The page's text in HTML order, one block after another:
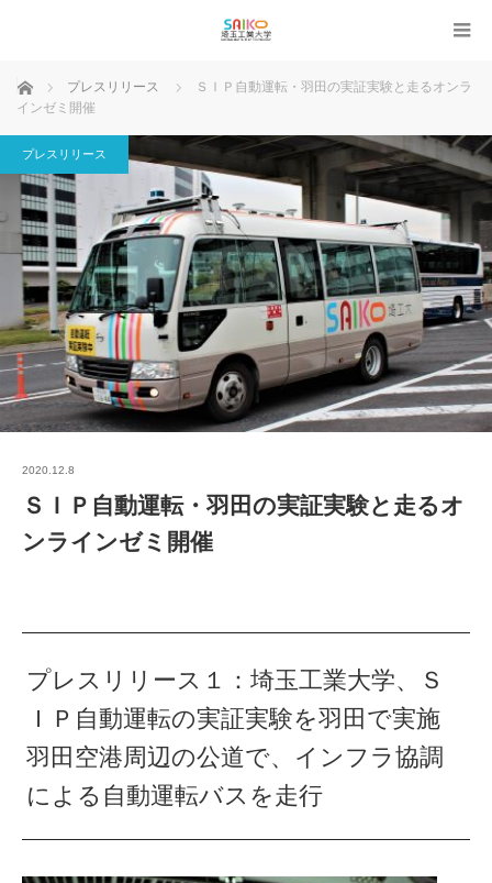
ホーム プレスリリース
ＳＩＰ自動運転・羽田の実証実験と走るオンラ
インゼミ開催
プレスリリース
2020.12.8
ＳＩＰ自動運転・羽田の実証実験と走るオ
ンラインゼミ開催
プレスリリース１：埼玉工業大学、Ｓ
ＩＰ自動運転の実証実験を羽田で実施
羽田空港周辺の公道で、インフラ協調
による自動運転バスを走行